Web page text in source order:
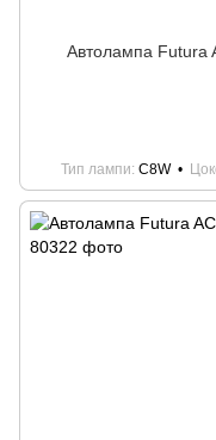
Автолампа Futura
Тип лампи C8W